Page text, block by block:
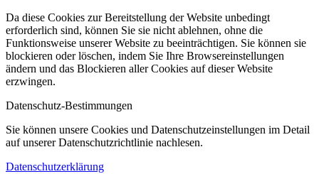
Da diese Cookies zur Bereitstellung der Website unbedingt
erforderlich sind, können Sie sie nicht ablehnen, ohne die
Funktionsweise unserer Website zu beeinträchtigen. Sie können sie
blockieren oder löschen, indem Sie Ihre Browsereinstellungen
ändern und das Blockieren aller Cookies auf dieser Website
erzwingen.
Datenschutz-Bestimmungen
Sie können unsere Cookies und Datenschutzeinstellungen im Detail
auf unserer Datenschutzrichtlinie nachlesen.
Datenschutzerklärung